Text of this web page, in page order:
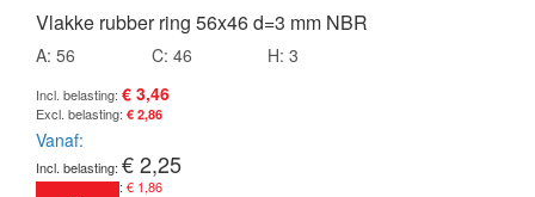
Vlakke rubber ring 56x46 d=3 mm NBR
A: 56 C: 46
H: 3
€ 3,46
€ 2,86
Vanaf
€ 2,25
€ 1,86